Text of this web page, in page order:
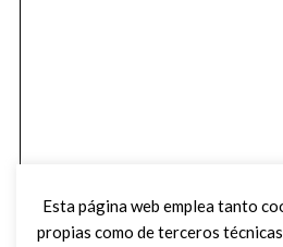
Esta página web emplea tanto
propias como de terceros